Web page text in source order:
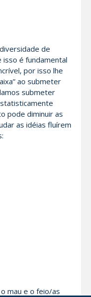
de
é fundamental
por isso lhe
ao submeter
submeter
pode diminuir as
as idéias fluírem
mau e o feio/as